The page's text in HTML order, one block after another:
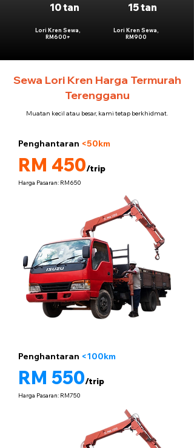
10 tan
Lori Kren Sewa,
RM600+
15 tan
Lori Kren Sewa,
RM900
Sewa Lori Kren Harga Termurah
Terengganu
Muatan kecil atau besar, kami tetap berkhidmat.
Penghantaran <50km
RM 450/trip
Harga Pasaran: RM650
Penghantaran <100km
RM 550/trip
Harga Pasaran: RM750